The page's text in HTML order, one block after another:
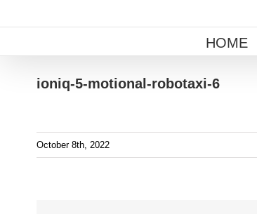
to
HOME
ioniq-5-motional-robotaxi-6
October 8th, 2022